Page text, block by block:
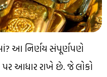
આ નિર્ણય સંપૂર્ણપણે
પર આધાર રાખે છે. જે લોકો